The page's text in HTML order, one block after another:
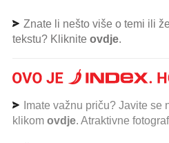
Znate li nešto više o temi ili
tekstu? Kliknite ovdje.
Imate važnu priču? Javite se
klikom ovdje. Atraktivne